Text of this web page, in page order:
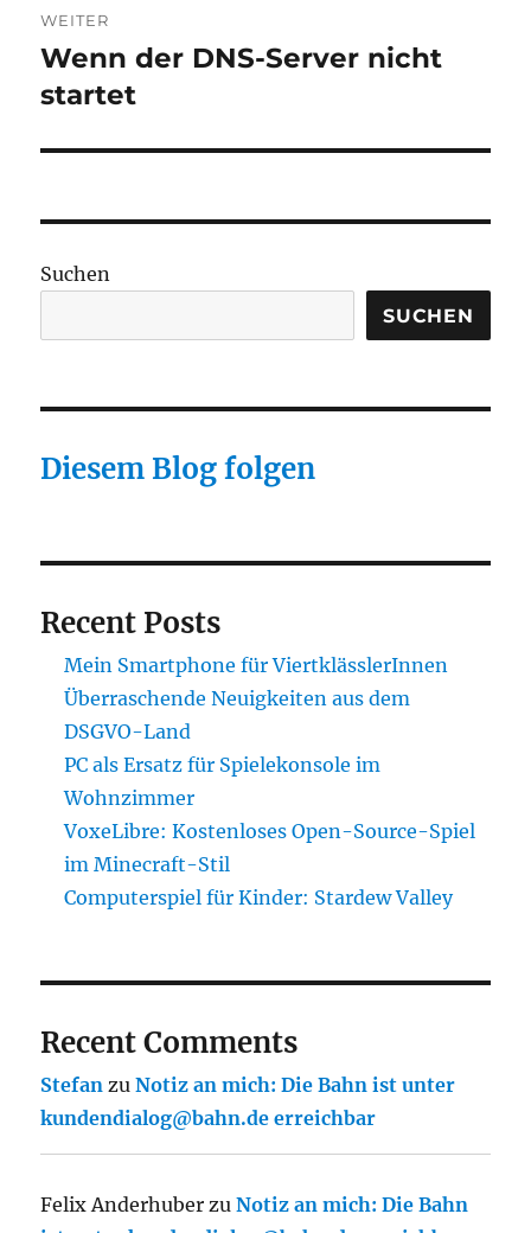
WEITER
Nächster
Beitrag:
Wenn der DNS-Server nicht
startet
Suchen
SUCHEN
Diesem Blog folgen
Recent Posts
Mein Smartphone für ViertklässlerInnen
Überraschende Neuigkeiten aus dem
DSGVO-Land
PC als Ersatz für Spielekonsole im
Wohnzimmer
VoxeLibre: Kostenloses Open-Source-Spiel
im Minecraft-Stil
Computerspiel für Kinder: Stardew Valley
Recent Comments
Stefan zuNotiz an mich: Die Bahn ist unter
kundendialog@bahn.de erreichbar
Felix Anderhuber zuNotiz an mich: Die Bahn